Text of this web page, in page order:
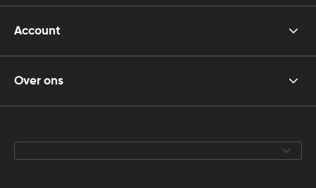
Account
Over ons